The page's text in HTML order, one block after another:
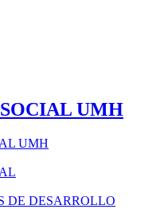
UMH
UMH
DE DESARROLLO